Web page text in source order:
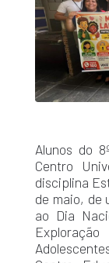
Alunos do
Centro
disciplina
de maio, de
ao Dia